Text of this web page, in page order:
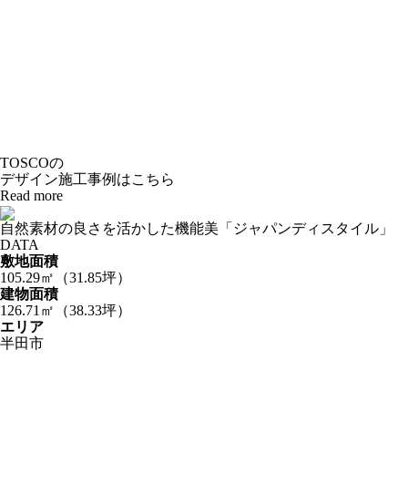
TOSCOの
デザイン施工事例はこちら
Read more
自然素材の良さを活かした機能美「ジャパンディスタイル」
DATA
敷地面積
105.29㎡（31.85坪）
建物面積
126.71㎡（38.33坪）
エリア
半田市